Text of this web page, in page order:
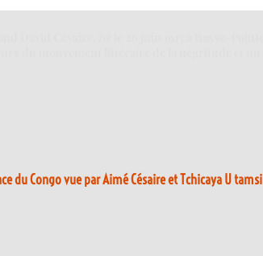
du Congo vue par Aimé Césaire et Tchicaya U tamsi